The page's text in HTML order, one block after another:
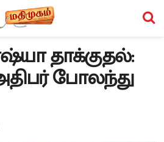
தாக்குதல்:
போலந்து